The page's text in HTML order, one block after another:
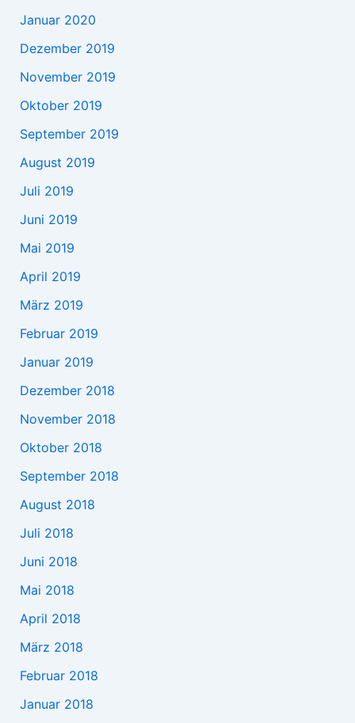
Januar 2020
Dezember 2019
November 2019
Oktober 2019
September 2019
August 2019
Juli 2019
Juni 2019
Mai 2019
April 2019
März 2019
Februar 2019
Januar 2019
Dezember 2018
November 2018
Oktober 2018
September 2018
August 2018
Juli 2018
Juni 2018
Mai 2018
April 2018
März 2018
Februar 2018
Januar 2018